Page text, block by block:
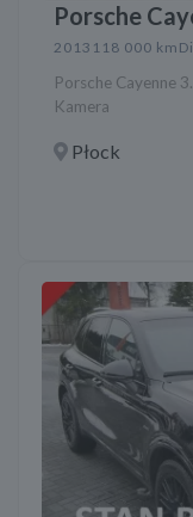
Porsche
2013 118 000 km
Porsche Cayenne
Kamera
Płock